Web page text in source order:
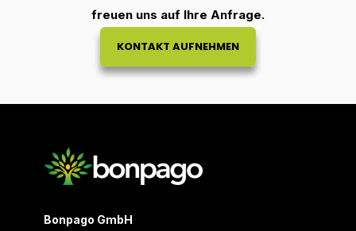
freuen uns auf Ihre Anfrage.
KONTAKT AUFNEHMEN
Bonpago GmbH